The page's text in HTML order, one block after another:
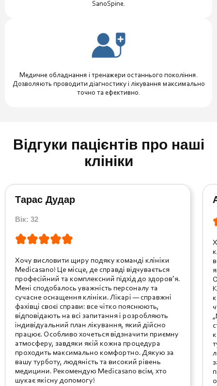
SanoSpine.
Медичне обладнання і тренажери останнього покоління.
Дозволяють проводити діагностику і лікування максимально
точно та ефективно.
Відгуки пацієнтів про наші
клініки
Тарас Дудар
Вік: 32
Хочу висловити щиру подяку команді клініки
Medicasano! Це місце, де справді відчувається
професійний та комплексний підхід до здоров’я.
Мені сподобалось уважність персоналу та
сучасне оснащення клініки. Лікарі — справжні
фахівці своєї справи: все чітко пояснюють,
відповідають на всі запитання і розробляють
індивідуальний план лікування, який дійсно
працює. Особливо хочеться відзначити приємну
атмосферу, завдяки якій кожна процедура
проходить максимально комфортно. Дякую за
вашу турботу, людяність та високий рівень
медицини. Рекомендую Medicasano всім, хто
шукає якісну допомогу!